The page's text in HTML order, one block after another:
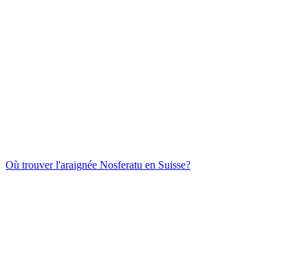
Où trouver l'araignée Nosferatu en Suisse?